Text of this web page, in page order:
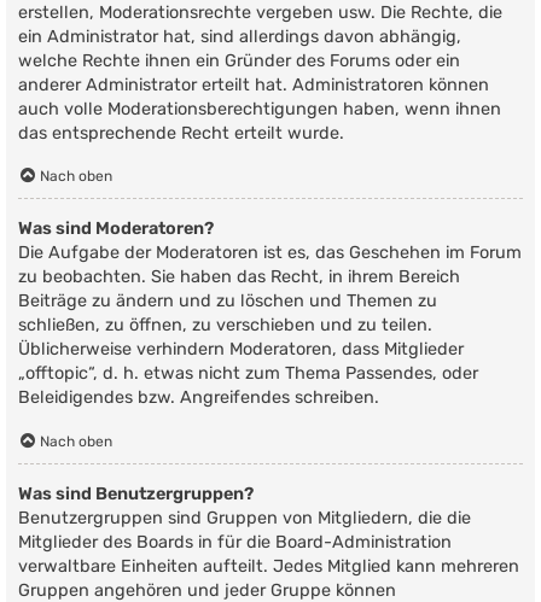
erstellen, Moderationsrechte vergeben usw. Die Rechte, die
ein Administrator hat, sind allerdings davon abhängig,
welche Rechte ihnen ein Gründer des Forums oder ein
anderer Administrator erteilt hat. Administratoren können
auch volle Moderationsberechtigungen haben, wenn ihnen
das entsprechende Recht erteilt wurde.
Nach oben
Was sind Moderatoren?
Die Aufgabe der Moderatoren ist es, das Geschehen im Forum
zu beobachten. Sie haben das Recht, in ihrem Bereich
Beiträge zu ändern und zu löschen und Themen zu
schließen, zu öffnen, zu verschieben und zu teilen.
Üblicherweise verhindern Moderatoren, dass Mitglieder
„offtopic“, d. h. etwas nicht zum Thema Passendes, oder
Beleidigendes bzw. Angreifendes schreiben.
Nach oben
Was sind Benutzergruppen?
Benutzergruppen sind Gruppen von Mitgliedern, die die
Mitglieder des Boards in für die Board-Administration
verwaltbare Einheiten aufteilt. Jedes Mitglied kann mehreren
Gruppen angehören und jeder Gruppe können